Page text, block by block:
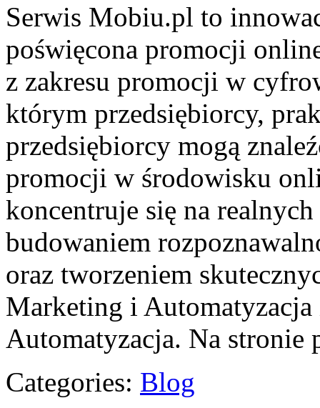
Serwis Mobiu.pl to
poświęcona promocji
z zakresu promocji w
którym przedsiębiorcy,
przedsiębiorcy mogą
promocji w środowisku
koncentruje się na
budowaniem
oraz tworzeniem
Marketing i
Automatyzacja. Na
Categories: Blog